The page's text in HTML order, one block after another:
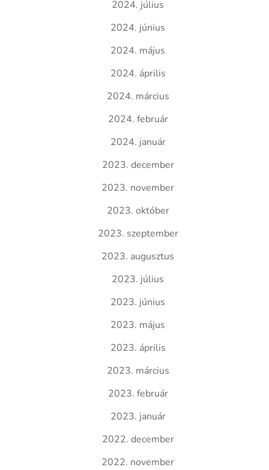
2024. július
2024. június
2024. május
2024. április
2024. március
2024. február
2024. január
2023. december
2023. november
2023. október
2023. szeptember
2023. augusztus
2023. július
2023. június
2023. május
2023. április
2023. március
2023. február
2023. január
2022. december
2022. november